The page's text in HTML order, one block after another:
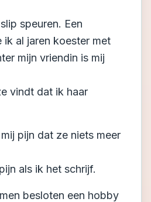
speuren. Een
ik al jaren koester met
mijn vriendin is mij
vindt dat ik haar
pijn dat ze niets meer
als ik het schrijf.
besloten een hobby